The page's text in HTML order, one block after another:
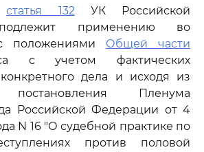
статья 132УК Российской
применению во
положениями Общей части
с учетом фактических
конкретного дела и исходя из
постановления Пленума
Российской Федерации от 4
N 16 "О судебной практике по
против половой